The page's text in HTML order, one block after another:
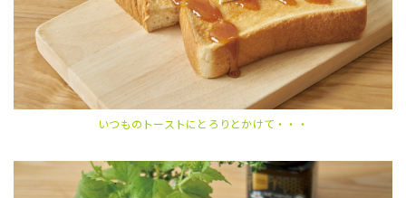
いつものトーストにとろりとかけて・・・